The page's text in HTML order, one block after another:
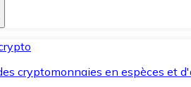
cryptomonnaies en espèces et